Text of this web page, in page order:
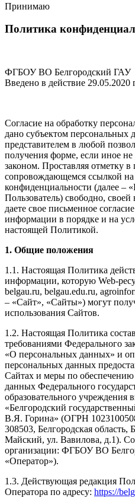
Принимаю
Политика
ФГБОУ ВО Белгородский ГАУ
Введено в действие 29.05.2020
Согласие на обработку
дано субъектом персональных
представителем в любой
получения форме, если иное
законом. Проставляя отметку в
сопровождающемся ссылкой
конфиденциальности (далее –
Пользователь) свободно,
даете свое письменное
информации в порядке и на
настоящей Политикой.
1. Общие положения
1.1. Настоящая Политика
информации, которую Web-
belgau.ru, belgau.edu.ru,
– «Сайт», «Сайты») могут
использования Сайтов.
1.2. Настоящая Политика
требованиями Федерального
«О персональных данных» и
персональных данных
Сайтах и меры по обеспечению
данных Федерального
образовательного учреждения
«Белгородский
В.Я. Горина» (ОГРН
308503, Белгородская область,
Майский, ул. Вавилова, д.1).
организации: ФГБОУ ВО
«Оператор»).
1.3. Действующая редакция
Оператора по адресу: https://